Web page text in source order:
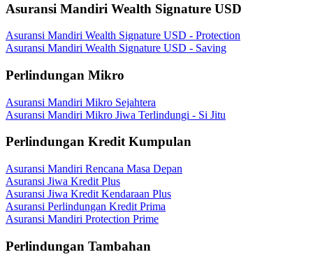
Asuransi Mandiri Wealth Signature USD
Asuransi Mandiri Wealth Signature USD - Protection
Asuransi Mandiri Wealth Signature USD - Saving
Perlindungan Mikro
Asuransi Mandiri Mikro Sejahtera
Asuransi Mandiri Mikro Jiwa Terlindungi - Si Jitu
Perlindungan Kredit Kumpulan
Asuransi Mandiri Rencana Masa Depan
Asuransi Jiwa Kredit Plus
Asuransi Jiwa Kredit Kendaraan Plus
Asuransi Perlindungan Kredit Prima
Asuransi Mandiri Protection Prime
Perlindungan Tambahan